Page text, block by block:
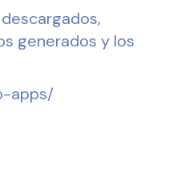
generados y los
apps/